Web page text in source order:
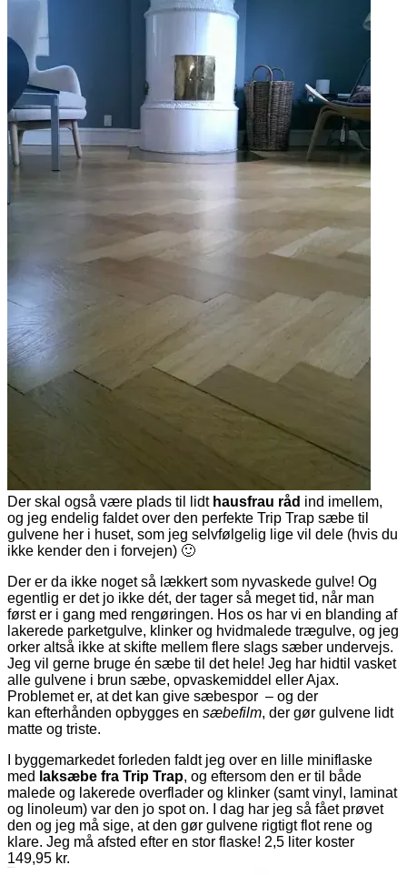
Der skal også være plads til lidt hausfrau råd ind imellem,
og jeg endelig faldet over den perfekte Trip Trap sæbe til
gulvene her i huset, som jeg selvfølgelig lige vil dele (hvis du
ikke kender den i forvejen) 🙂
Der er da ikke noget så lækkert som nyvaskede gulve! Og
egentlig er det jo ikke dét, der tager så meget tid, når man
først er i gang med rengøringen. Hos os har vi en blanding af
lakerede parketgulve, klinker og hvidmalede trægulve, og jeg
orker altså ikke at skifte mellem flere slags sæber undervejs.
Jeg vil gerne bruge én sæbe til det hele! Jeg har hidtil vasket
alle gulvene i brun sæbe, opvaskemiddel eller Ajax.
Problemet er, at det kan give sæbespor – og der
kan efterhånden opbygges en sæbefilm, der gør gulvene lidt
matte og triste.
I byggemarkedet forleden faldt jeg over en lille miniflaske
med laksæbe fra Trip Trap, og eftersom den er til både
malede og lakerede overflader og klinker (samt vinyl, laminat
og linoleum) var den jo spot on. I dag har jeg så fået prøvet
den og jeg må sige, at den gør gulvene rigtigt flot rene og
klare. Jeg må afsted efter en stor flaske! 2,5 liter koster
149,95 kr.